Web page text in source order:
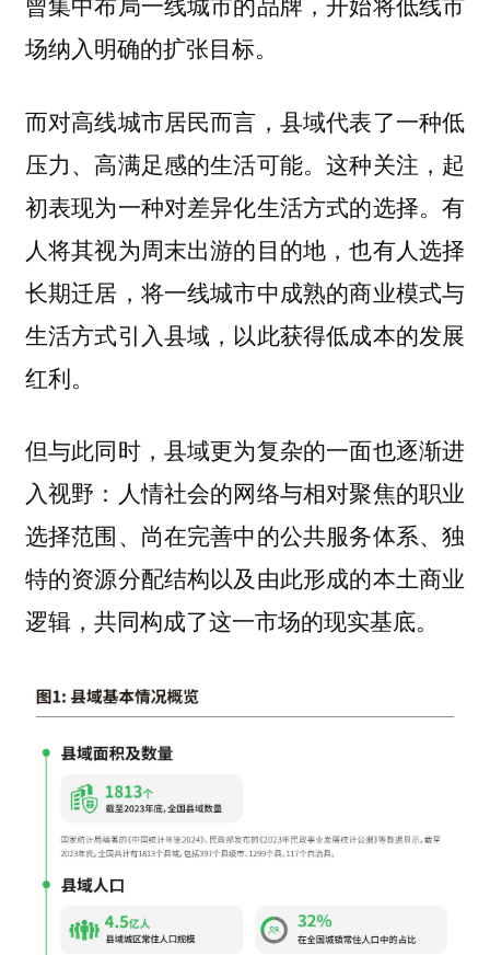
场纳入明确的扩张目标。
而对高线城市居民而言，县域代表了一种低
压力、高满足感的生活可能。这种关注，起
初表现为一种对差异化生活方式的选择。有
人将其视为周末出游的目的地，也有人选择
长期迁居，将一线城市中成熟的商业模式与
生活方式引入县域，以此获得低成本的发展
红利。
但与此同时，县域更为复杂的一面也逐渐进
入视野：人情社会的网络与相对聚焦的职业
选择范围、尚在完善中的公共服务体系、独
特的资源分配结构以及由此形成的本土商业
逻辑，共同构成了这一市场的现实基底。